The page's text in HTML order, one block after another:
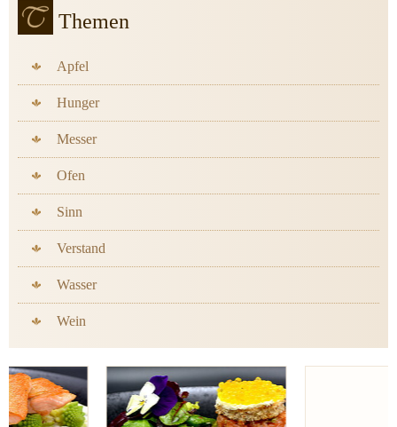
Themen
Apfel
Hunger
Messer
Ofen
Sinn
Verstand
Wasser
Wein